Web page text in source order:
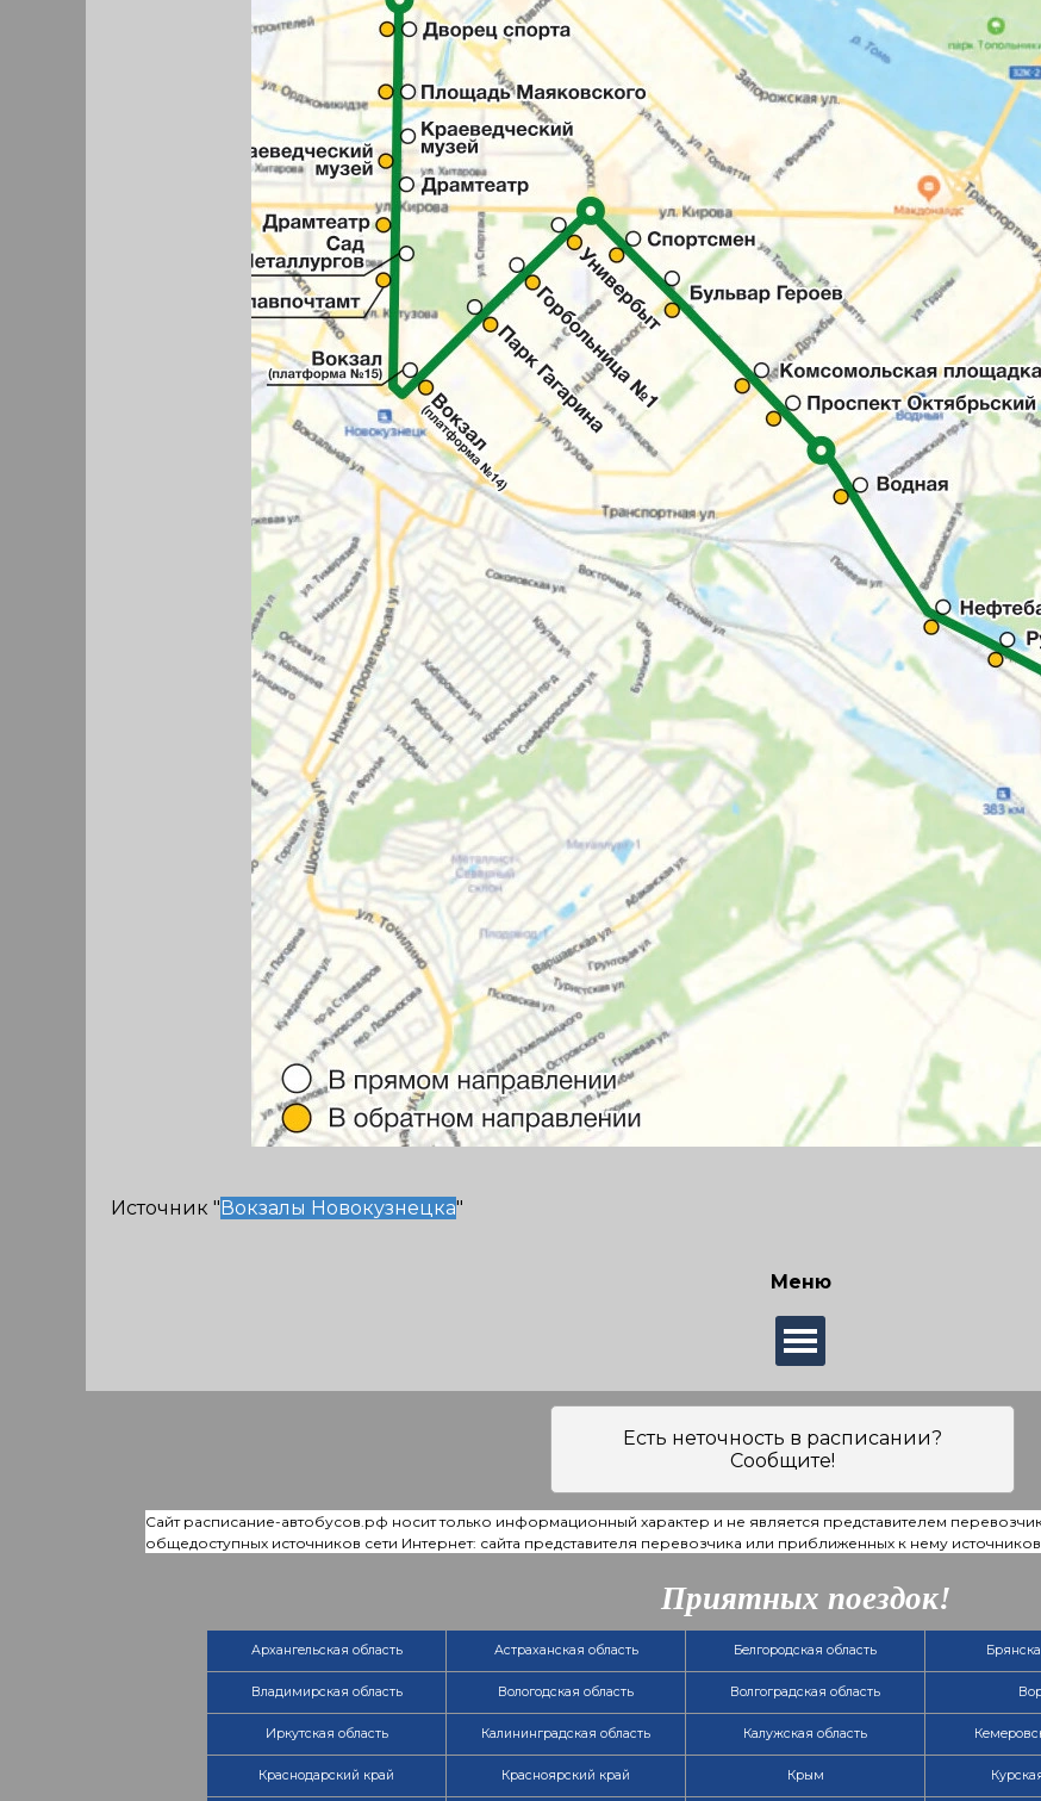
Источник "Вокзалы Новокузнецка"
Меню
Есть неточность в расписании?
Сообщите!
Сайт расписание-автобусов.рф носит только информационный характер и не является представителем
общедоступных источников сети Интернет: сайта представителя перевозчика или приближенных к нему
Приятных поездок!
Архангельская область Астраханская область Белгородская область
Владимирская область Вологодская область Волгоградская область
Иркутская область Калининградская область Калужская область
Краснодарский край Красноярский край Крым